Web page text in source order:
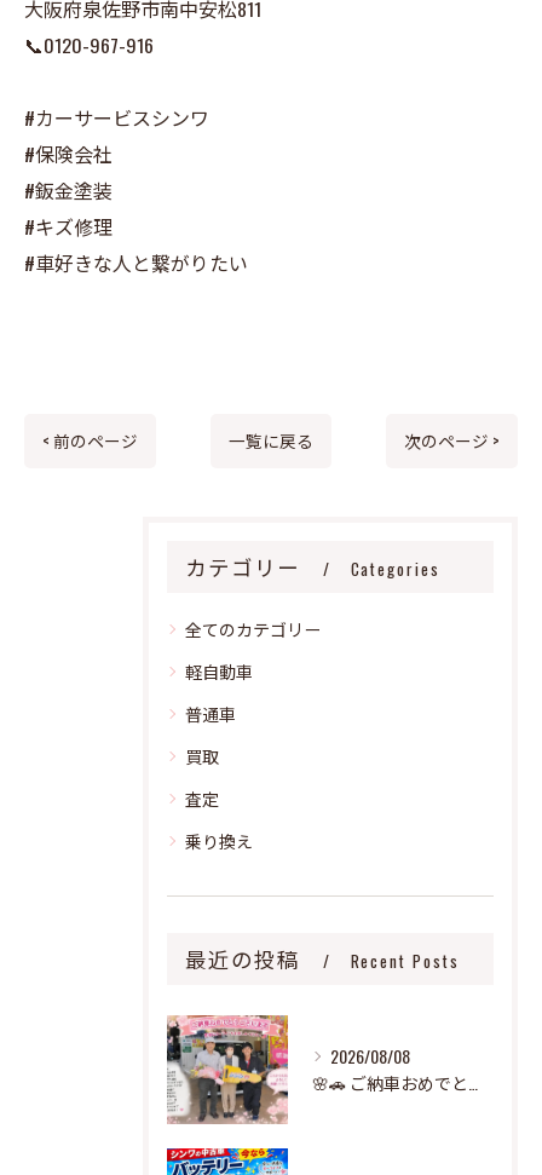
大阪府泉佐野市南中安松811
📞0120-967-916
#カーサービスシンワ
#保険会社
#鈑金塗装
#キズ修理
#車好きな人と繋がりたい
< 前のページ 一覧に戻る 次のページ >
カテゴリー Categories
全てのカテゴリー
軽自動車
普通車
買取
査定
乗り換え
最近の投稿 Recent Posts
2026/08/08